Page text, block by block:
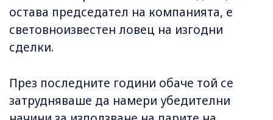
остава председател на компанията, е
световноизвестен ловец на изгодни
сделки.
През последните години обаче той се
затрудняваше да намери убедителни